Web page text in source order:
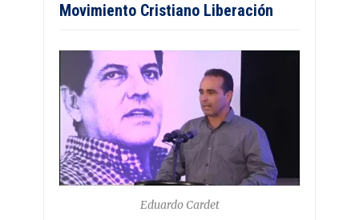
Movimiento Cristiano Liberación
Eduardo Cardet